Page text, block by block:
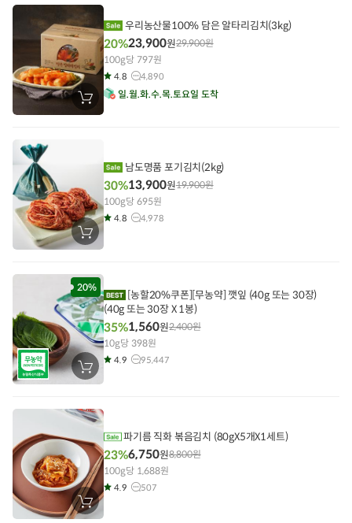
에
담
기
장
우리농산물100% 담은 알타리김치(3kg)
20%23,900원29,900원
100g당 797원
4.8 4,890
일 월 화 수 목 토요일 도착
장
바
에
담
기
남도명품 포기김치(2kg)
30%13,900원19,900원
100g당 695원
4.8 4,978
20%
장
바
에
담
(40g 또는 30장 X 1봉)
35%1,560원2,400원
10g당 398원
4.9 95,447
장
바
파기름 직화 볶음김치 (80gX5개X1세트)
23%6,750원8,800원
100g당 1,688원
4.9 507